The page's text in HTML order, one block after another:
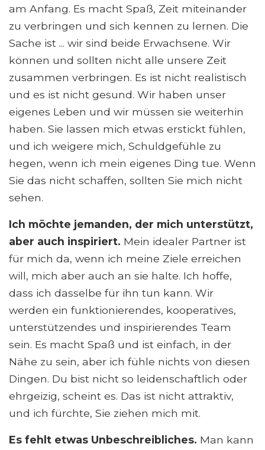
am Anfang. Es macht Spaß, Zeit miteinander
zu verbringen und sich kennen zu lernen. Die
Sache ist ... wir sind beide Erwachsene. Wir
können und sollten nicht alle unsere Zeit
zusammen verbringen. Es ist nicht realistisch
und es ist nicht gesund. Wir haben unser
eigenes Leben und wir müssen sie weiterhin
haben. Sie lassen mich etwas erstickt fühlen,
und ich weigere mich, Schuldgefühle zu
hegen, wenn ich mein eigenes Ding tue. Wenn
Sie das nicht schaffen, sollten Sie mich nicht
sehen.
Ich möchte jemanden, der mich unterstützt,
aber auch inspiriert. Mein idealer Partner ist
für mich da, wenn ich meine Ziele erreichen
will, mich aber auch an sie halte. Ich hoffe,
dass ich dasselbe für ihn tun kann. Wir
werden ein funktionierendes, kooperatives,
unterstützendes und inspirierendes Team
sein. Es macht Spaß und ist einfach, in der
Nähe zu sein, aber ich fühle nichts von diesen
Dingen. Du bist nicht so leidenschaftlich oder
ehrgeizig, scheint es. Das ist nicht attraktiv,
und ich fürchte, Sie ziehen mich mit.
Es fehlt etwas Unbeschreibliches. Man kann